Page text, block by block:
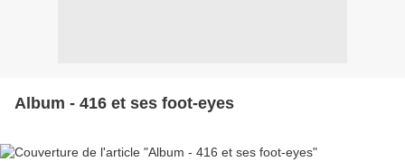
Album - 416 et ses foot-eyes